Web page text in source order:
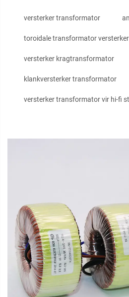
versterker transformator
toroidale transformator versterker
versterker kragtransformator
klankversterker transformator
versterker transformator vir hi-fi